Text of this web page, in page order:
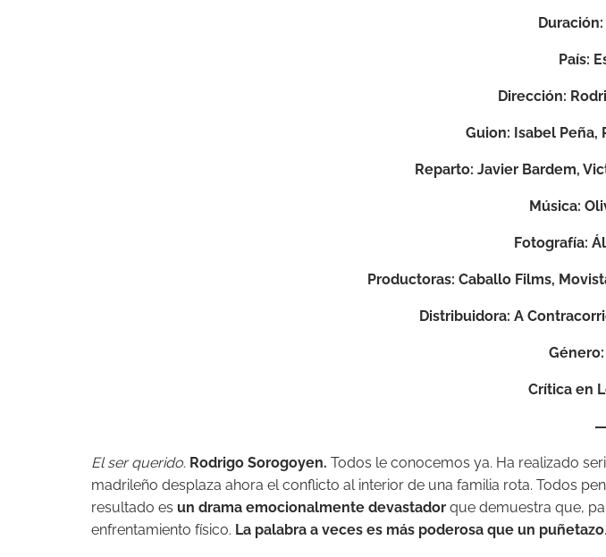
Duración:
País:
Dirección:
Guion: Isabel Peña,
Reparto: Javier Bardem,
Música:
Fotografía:
Productoras: Caballo Films,
Distribuidora: A
Género
Crítica en
—
El ser querido. Rodrigo Sorogoyen. Todos le conocemos ya. Ha realizado
madrileño desplaza ahora el conflicto al interior de una familia rota. Todos
resultado es un drama emocionalmente devastador que demuestra que,
enfrentamiento físico. La palabra a veces es más poderosa que un puñetazo.